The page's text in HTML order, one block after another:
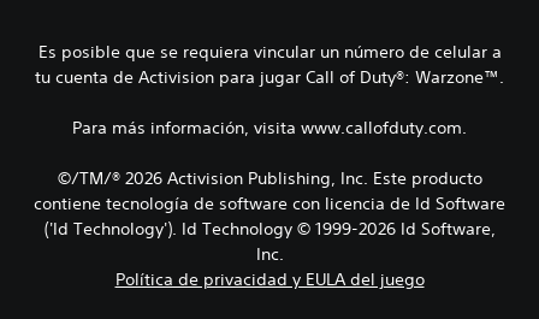
Es posible que se requiera vincular un número de celular a
tu cuenta de Activision para jugar Call of Duty®: Warzone™.
Para más información, visita www.callofduty.com.
©/TM/® 2026 Activision Publishing, Inc. Este producto
contiene tecnología de software con licencia de Id Software
('Id Technology'). Id Technology © 1999-2026 Id Software,
Inc.
Política de privacidad y EULA del juego